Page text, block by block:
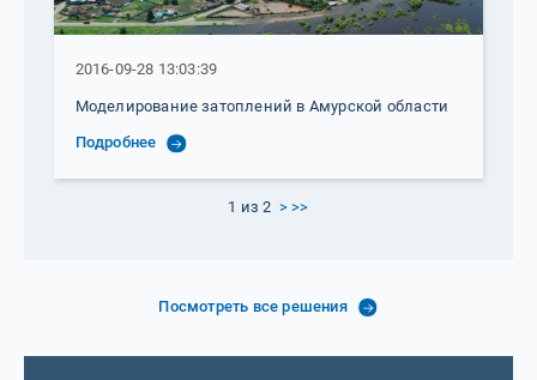
2016-09-28 13:03:39
Моделирование затоплений в Амурской области
Подробнее
1 из 2 > >>
Посмотреть все решения